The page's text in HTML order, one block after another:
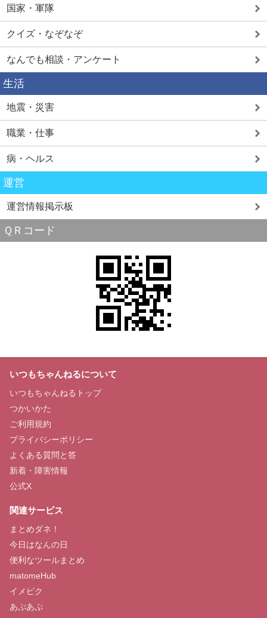
国家・軍隊
クイズ・なぞなぞ
なんでも相談・アンケート
生活
地震・災害
職業・仕事
病・ヘルス
運営
運営情報掲示板
ＱＲコード
いつもちゃんねるについて
いつもちゃんねるトップ
つかいかた
ご利用規約
プライバシーポリシー
よくある質問と答
新着・障害情報
公式X
関連サービス
まとめダネ！
今日はなんの日
便利なツールまとめ
matomeHub
イメピク
あぷあぷ